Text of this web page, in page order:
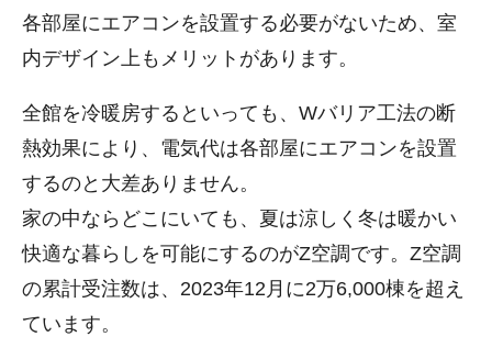
各部屋にエアコンを設置する必要がないため、室
内デザイン上もメリットがあります。
全館を冷暖房するといっても、Wバリア工法の断
熱効果により、電気代は各部屋にエアコンを設置
するのと大差ありません。
家の中ならどこにいても、夏は涼しく冬は暖かい
快適な暮らしを可能にするのがZ空調です。Z空調
の累計受注数は、2023年12月に2万6,000棟を超え
ています。